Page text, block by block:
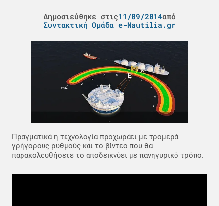
Δημοσιεύθηκε στις11/09/2014από
Συντακτική Ομάδα e-Nautilia.gr
Πραγματικά η τεχνολογία προχωράει με τρομερά
γρήγορους ρυθμούς και το βίντεο που θα
παρακολουθήσετε το αποδεικνύει με πανηγυρικό τρόπο.